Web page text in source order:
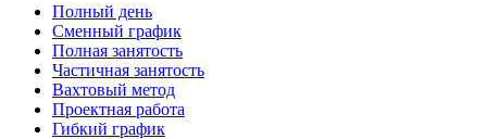
Полный день
Сменный график
Полная занятость
Частичная занятость
Вахтовый метод
Проектная работа
Гибкий график